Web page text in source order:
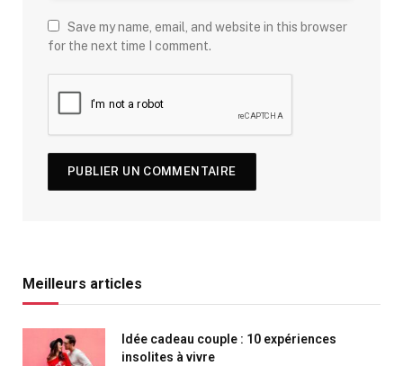
Save my name, email, and website in this browser
for the next time I comment.
Meilleurs articles
Idée cadeau couple : 10 expériences
insolites à vivre